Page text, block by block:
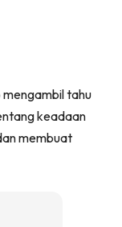
tahu
keadaan
membuat